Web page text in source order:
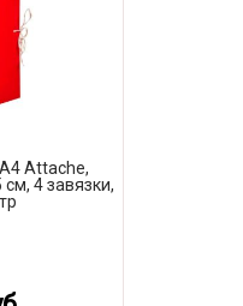
Attache,
4 завязки,